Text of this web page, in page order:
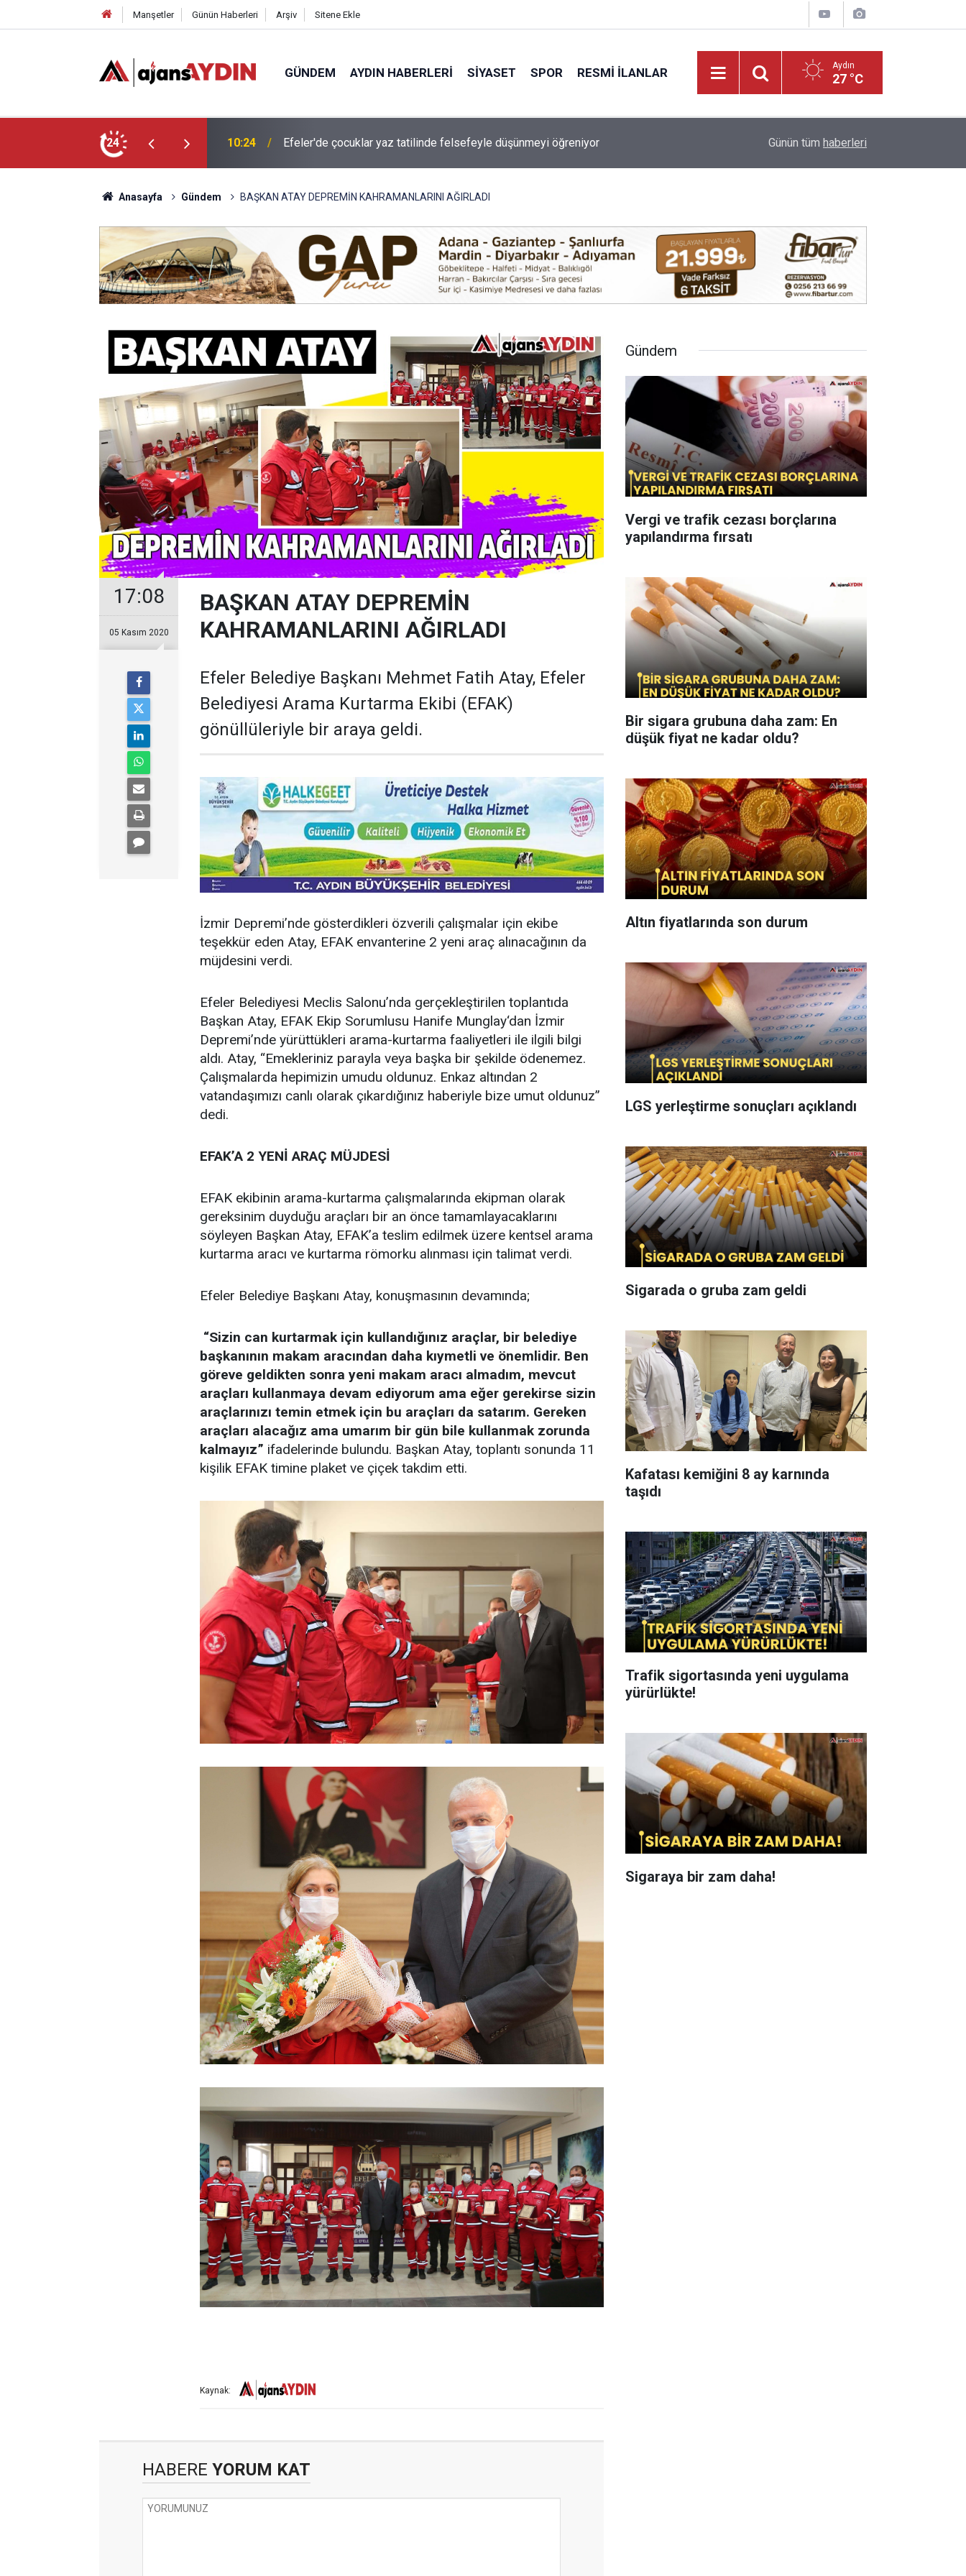
Manşetler Günün Haberleri Arşiv Sitene Ekle
GÜNDEM AYDIN HABERLERI SIYASET SPOR RESMI İLANLAR Aydın
27 °C
24
düşünmeyi öğreniyor 09:36 Aydın’da bugün elektrik kesintisi yaşanacak! Nazilli’nin sevilen ismi Samet vefat etti
Günün tüm haberleri
Anasayfa Gündem BAŞKAN ATAY DEPREMİN KAHRAMANLARINI AĞIRLADI
17:08
05 Kasım 2020
BAŞKAN ATAY DEPREMİN
KAHRAMANLARINI AĞIRLADI
Efeler Belediye Başkanı Mehmet Fatih Atay, Efeler
Belediyesi Arama Kurtarma Ekibi (EFAK)
gönüllüleriyle bir araya geldi.
İzmir Depremi’nde gösterdikleri özverili çalışmalar için ekibe
teşekkür eden Atay, EFAK envanterine 2 yeni araç alınacağının da
müjdesini verdi.
Efeler Belediyesi Meclis Salonu’nda gerçekleştirilen toplantıda
Başkan Atay, EFAK Ekip Sorumlusu Hanife Munglay‘dan İzmir
Depremi’nde yürüttükleri arama-kurtarma faaliyetleri ile ilgili bilgi
aldı. Atay, “Emekleriniz parayla veya başka bir şekilde ödenemez.
Çalışmalarda hepimizin umudu oldunuz. Enkaz altından 2
vatandaşımızı canlı olarak çıkardığınız haberiyle bize umut oldunuz”
dedi.
EFAK’A 2 YENİ ARAÇ MÜJDESİ
EFAK ekibinin arama-kurtarma çalışmalarında ekipman olarak
gereksinim duyduğu araçları bir an önce tamamlayacaklarını
söyleyen Başkan Atay, EFAK’a teslim edilmek üzere kentsel arama
kurtarma aracı ve kurtarma römorku alınması için talimat verdi.
Efeler Belediye Başkanı Atay, konuşmasının devamında;
“Sizin can kurtarmak için kullandığınız araçlar, bir belediye
başkanının makam aracından daha kıymetli ve önemlidir. Ben
göreve geldikten sonra yeni makam aracı almadım, mevcut
araçları kullanmaya devam ediyorum ama eğer gerekirse sizin
araçlarınızı temin etmek için bu araçları da satarım. Gereken
araçları alacağız ama umarım bir gün bile kullanmak zorunda
kalmayız” ifadelerinde bulundu. Başkan Atay, toplantı sonunda 11
kişilik EFAK timine plaket ve çiçek takdim etti.
Kaynak:
HABERE YORUM KAT
Gündem
Vergi ve trafik cezası borçlarına
yapılandırma fırsatı
Bir sigara grubuna daha zam: En
düşük fiyat ne kadar oldu?
Altın fiyatlarında son durum
LGS yerleştirme sonuçları açıklandı
Sigarada o gruba zam geldi
Kafatası kemiğini 8 ay karnında
taşıdı
Trafik sigortasında yeni uygulama
yürürlükte!
Sigaraya bir zam daha!